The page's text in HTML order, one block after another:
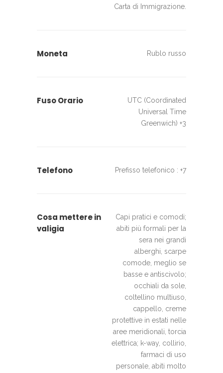
Carta di Immigrazione.
Moneta Rublo russo
Fuso Orario
UTC (Coordinated
Universal Time
Greenwich) +3
Telefono Prefisso telefonico : +7
Cosa mettere in
valigia
Capi pratici e comodi;
abiti più formali per la
sera nei grandi
alberghi, scarpe
comode, meglio se
basse e antiscivolo;
occhiali da sole,
coltellino multiuso,
cappello, creme
protettive in estati nelle
aree meridionali, torcia
elettrica; k-way, collirio,
farmaci di uso
personale, abiti molto